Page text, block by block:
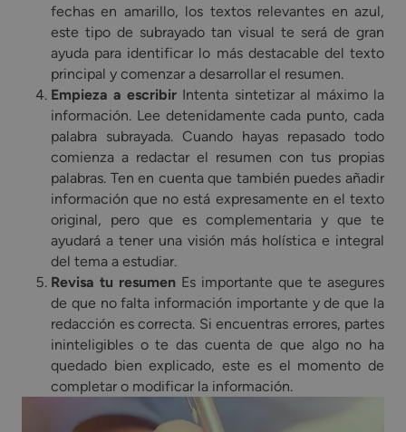
fechas en amarillo, los textos relevantes en azul,
este tipo de subrayado tan visual te será de gran
ayuda para identificar lo más destacable del texto
principal y comenzar a desarrollar el resumen.
Empieza a escribir Intenta sintetizar al máximo la
información. Lee detenidamente cada punto, cada
palabra subrayada. Cuando hayas repasado todo
comienza a redactar el resumen con tus propias
palabras. Ten en cuenta que también puedes añadir
información que no está expresamente en el texto
original, pero que es complementaria y que te
ayudará a tener una visión más holística e integral
del tema a estudiar.
Revisa tu resumen Es importante que te asegures
de que no falta información importante y de que la
redacción es correcta. Si encuentras errores, partes
ininteligibles o te das cuenta de que algo no ha
quedado bien explicado, este es el momento de
completar o modificar la información.